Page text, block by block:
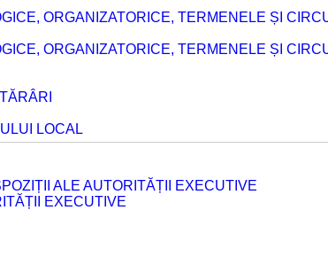
ORGANIZATORICE, TERMENELE ȘI
ORGANIZATORICE, TERMENELE ȘI
LOCAL
ALE AUTORITĂȚII EXECUTIVE
EXECUTIVE